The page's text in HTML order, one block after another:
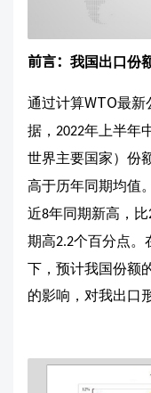
前言： 我国出口份
通过计算WTO最新
据， 2022年上半年
世界主要国家）份
高于历年同期均值。
近8年同期新高，比
期高2.2个百分点。
下，预计我国份额
的影响，对我出口